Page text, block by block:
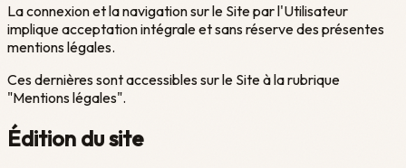
La connexion et la navigation sur le Site par l'Utilisateur
implique acceptation intégrale et sans réserve des présentes
mentions légales.
Ces dernières sont accessibles sur le Site à la rubrique
"Mentions légales".
Édition du site